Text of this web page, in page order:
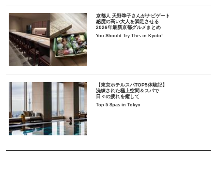
京都人 天野準子さんがナビゲート
感度の高い大人を満足させる
2026年最新京都グルメまとめ
You Should Try This in Kyoto!
【東京ホテルスパTOP5体験記】
洗練された極上空間＆スパで
日々の疲れを癒して
Top 5 Spas in Tokyo